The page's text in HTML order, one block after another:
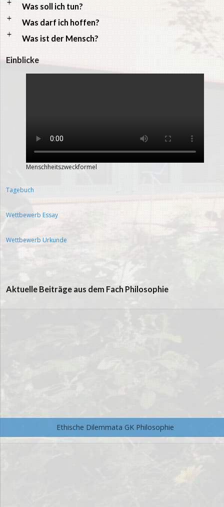
a Was soll ich tun?
a Was darf ich hoffen?
a Was ist der Mensch?
Einblicke
Menschheitszweckformel
Tagebuch
Wettbewerb Essay
Wettbewerb Urkunde
Aktuelle Beiträge aus dem Fach Philosophie
Ethische Dilemmata GK Philosophie